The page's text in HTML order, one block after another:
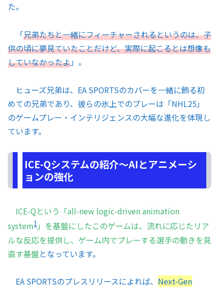
た。
「兄弟たちと一緒にフィーチャーされるというのは、子
供の頃に夢見ていたことだけど、実際に起こるとは想像も
していなかったよ」。
ヒューズ兄弟は、EA SPORTSのカバーを一緒に飾る初
めての兄弟であり、彼らの氷上でのプレーは「NHL25」
のゲームプレー・インテリジェンスの大幅な進化を体現し
ています。
ICE-Qシステムの紹介〜AIとアニメーシ
ョンの強化
ICE-Qという「all-new logic-driven animation
system1 」を基盤にしたこのゲームは、流れに応じたリア
ルな反応を提供し、ゲーム内でプレーする選手の動きを見
直す基盤となっています。
EA SPORTSのプレスリリースによれば、 Next-Gen